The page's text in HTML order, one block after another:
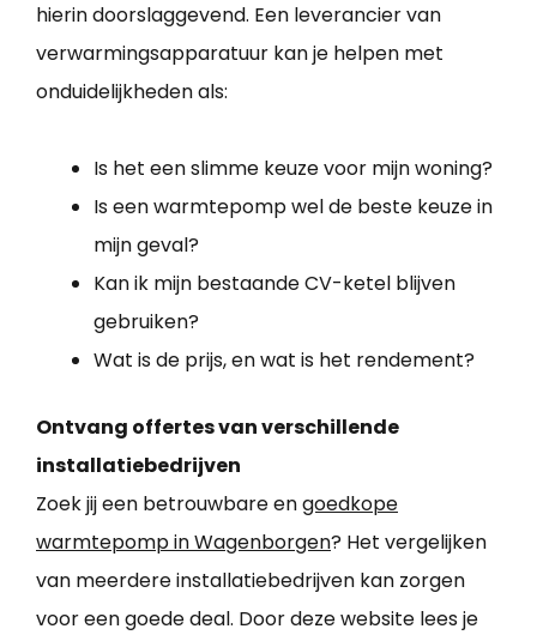
hierin doorslaggevend. Een leverancier van
verwarmingsapparatuur kan je helpen met
onduidelijkheden als:
Is het een slimme keuze voor mijn woning?
Is een warmtepomp wel de beste keuze in
mijn geval?
Kan ik mijn bestaande CV-ketel blijven
gebruiken?
Wat is de prijs, en wat is het rendement?
Ontvang offertes van verschillende
installatiebedrijven
Zoek jij een betrouwbare engoedkope
warmtepomp in Wagenborgen? Het vergelijken
van meerdere installatiebedrijven kan zorgen
voor een goede deal. Door deze website lees je